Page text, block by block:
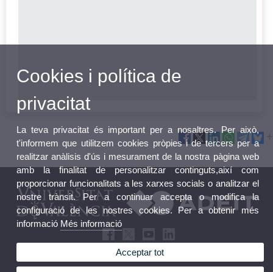
Cookies i política de
privacitat
La teva privacitat és important per a nosaltres. Per això,
t'informem que utilitzem cookies pròpies i de tercers per a
realitzar anàlisis d'ús i mesurament de la nostra pàgina web
amb la finalitat de personalitzar continguts,així com
proporcionar funcionalitats a les xarxes socials o analitzar el
nostre trànsit. Per a continuar accepta o modifica la
configuració de les nostres cookies. Per a obtenir més
informació Més informació
Acceptar tot